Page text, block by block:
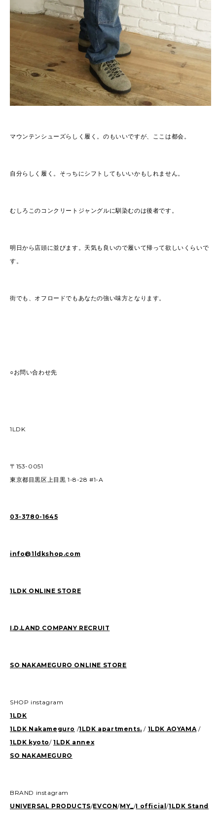
マウンテンシューズらしく履く。のもいいですが、ここは都会。
自分らしく履く。そっちにシフトしてもいいかもしれません。
むしろこのコンクリートジャングルに馴染むのは後者です。
明日から店頭に並びます。天気も良いので履いて帰って欲しいくらいで
す。
街でも、オフロードでもあなたの強い味方となります。
○お問い合わせ先
1LDK
〒153-0051
東京都目黒区上目黒 1-8-28 #1-A
03-3780-1645
info@1ldkshop.com
1LDK ONLINE STORE
I.D.LAND COMPANY RECRUIT
SO NAKAMEGURO ONLINE STORE
SHOP instagram
1LDK
1LDK Nakameguro /1LDK apartments. / 1LDK AOYAMA/
1LDK kyoto/1LDK annex
SO NAKAMEGURO
BRAND instagram
UNIVERSAL PRODUCTS/EVCON/MY_/I official/1LDK Stand